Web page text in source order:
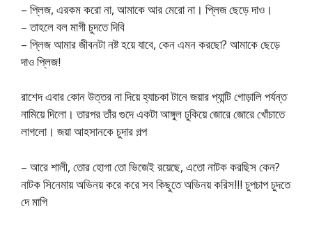
– প্লিজ, এরকম করো না, আমাকে আর মেরো না। প্লিজ ছেড়ে দাও।
– তাহলে বল মাগী চুদতে দিবি
– প্লিজ আমার জীবনটা নষ্ট হয়ে যাবে, কেন এমন করছো? আমাকে ছেড়ে
দাও প্লিজ!
রাশেদ এবার কোন উত্তর না দিয়ে হ্যাচকা টানে জয়ার প্যান্টি গোড়ালি পর্যন্ত
নামিয়ে দিলো। তারপর তাঁর গুদে একটা আঙ্গুল ঢুকিয়ে জোরে জোরে খোঁচাতে
লাগলো। জয়া আহসানকে চুদার গল্প
– আরে শালী, তোর হোগা তো ভিজেই রয়েছে, এতো নাটক করছিস কেন?
নাটক সিনেমায় অভিনয় করে করে সব কিছুতে অভিনয় করিস!!! চুপচাপ চুদতে
দে মাগি